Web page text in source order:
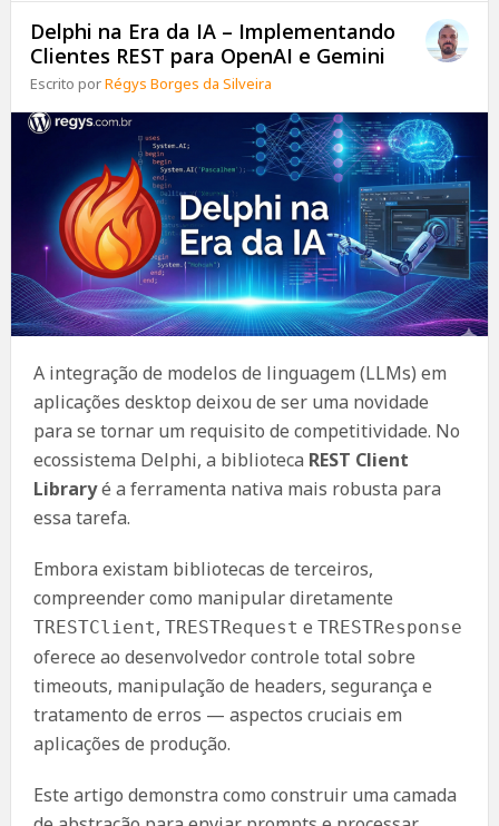
Delphi na Era da IA – Implementando
Clientes REST para OpenAI e Gemini
Escrito porRégys Borges da Silveira
A integração de modelos de linguagem (LLMs) em
aplicações desktop deixou de ser uma novidade
para se tornar um requisito de competitividade. No
ecossistema Delphi, a biblioteca REST Client
Libraryé a ferramenta nativa mais robusta para
essa tarefa.
Embora existam bibliotecas de terceiros,
compreender como manipular diretamente
TRESTClient, TRESTRequest e TRESTResponse
oferece ao desenvolvedor controle total sobre
timeouts, manipulação de headers, segurança e
tratamento de erros — aspectos cruciais em
aplicações de produção.
Este artigo demonstra como construir uma camada